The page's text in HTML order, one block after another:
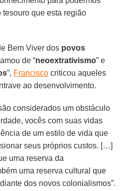
tesouro que esta região
Bem Viver dos povos
de “neoextrativismo” e
”, Francisco criticou aqueles
ao desenvolvimento.
considerados um obstáculo
vocês com suas vidas
de um estilo de vida que
seus próprios custos. […]
uma reserva da
uma reserva cultural que
dos novos colonialismos”.